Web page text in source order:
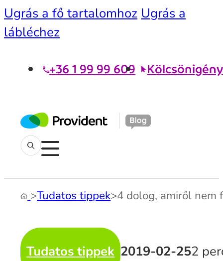
Ugrás a fő tartalomhoz Ugrás a
lábléchez
+36 1 99 99 609
>Tudatos tippek>4 dolog, amiről nem
Tudatos tippek 2019-02-252